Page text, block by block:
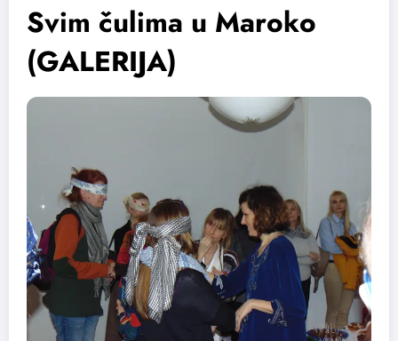
Svim čulima u Maroko
(GALERIJA)